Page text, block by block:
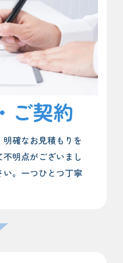
ご契約
確なお見積もりを
明点がございまし
い。一つひとつ丁寧